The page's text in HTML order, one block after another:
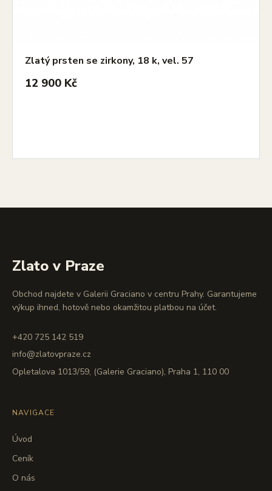
Zlatý prsten se zirkony, 18 k, vel. 57
12 900 Kč
Zlato v Praze
Obchod najdete v Galerii Graciano v centru Prahy. Garantujeme
výkup ihned, hotově nebo okamžitou platbou na účet.
+420 725 142 519
info@zlatovpraze.cz
Opletalova 1013/59, (Galerie Graciano), Praha 1, 110 00
NAVIGACE
Úvod
Ceník
O nás